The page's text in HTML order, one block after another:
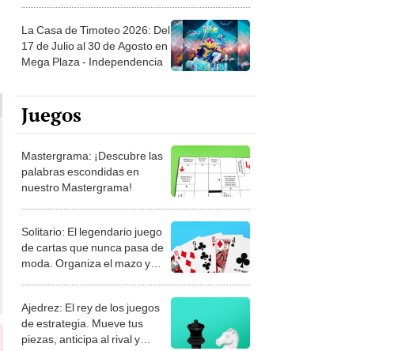
La Casa de Timoteo 2026: Del
17 de Julio al 30 de Agosto en
Mega Plaza - Independencia
Juegos
Mastergrama: ¡Descubre las
palabras escondidas en
nuestro Mastergrama!
Solitario: El legendario juego
de cartas que nunca pasa de
moda. Organiza el mazo y
Ajedrez: El rey de los juegos
de estrategia. Mueve tus
piezas, anticipa al rival y